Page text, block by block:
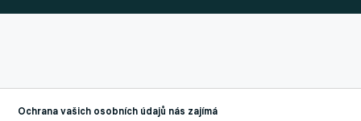
Ochrana vašich osobních údajů nás zajímá